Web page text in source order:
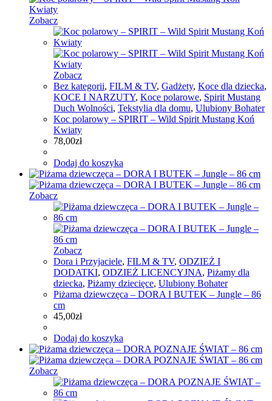
Zobacz
Zobacz
Bez kategorii, FILM & TV, Gadżety, Koce dla dziecka,
KOCE I NARZUTY, Koce polarowe, Spirit Mustang
Duch Wolności, Tekstylia dla domu, Ulubiony Bohater
Koc polarowy – SPIRIT – Wild Spirit Mustang Koń
Kwiaty
78,00zł
Dodaj do koszyka
Zobacz
Zobacz
Dora i Przyjaciele, FILM & TV, ODZIEŻ I
DODATKI, ODZIEŻ LICENCYJNA, Piżamy dla
dziecka, Piżamy dziecięce, Ulubiony Bohater
Piżama dziewczęca – DORA I BUTEK – Jungle – 86
cm
45,00zł
Dodaj do koszyka
Zobacz